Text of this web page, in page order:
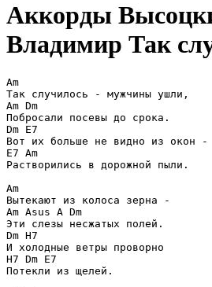
Аккорды
Владимир Так
Am
Так случилось - мужчины ушли,
Am Dm
Побросали посевы до срока.
Dm E7
Вот их больше не видно из окон -
E7 Am
Растворились в дорожной пыли.
Am
Вытекают из колоса зерна -
Am Asus A Dm
Эти слезы несжатых полей.
Dm H7
И холодные ветры проворно
H7 Dm E7
Потекли из щелей.